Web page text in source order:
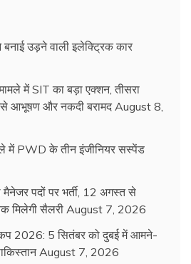
बनाई उड़ने वाली इलेक्ट्रिक कार
में SIT का बड़ा एक्शन, तीसरा
से आभूषण और नकदी बरामद August 8,
में PWD के तीन इंजीनियर सस्पेंड
पदों पर भर्ती, 12 अगस्त से
मिलेगी सैलरी August 7, 2026
कप 2026: 5 सितंबर को दुबई में आमने-
August 7, 2026